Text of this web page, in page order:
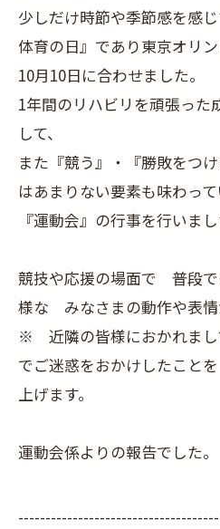
少しだけ時節や季節感を感
体育の日』であり東京オリ
10月10日に合わせました。
1年間のリハビリを頑張った
して、
また『競う』・『勝敗をつ
はあまりない要素も味わっ
『運動会』の行事を行いまし
競技や応援の場面で 普段
様な みなさまの動作や表情
※ 近隣の皆様におかれま
でご迷惑をおかけしたこと
上げます。
運動会係よりの報告でした。